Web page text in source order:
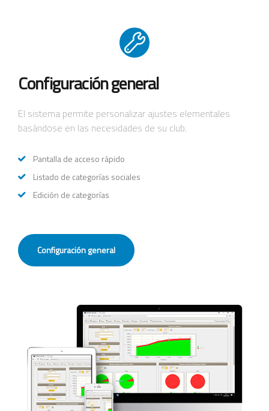
Configuración general
El sistema permite personalizar ajustes elementales
basándose en las necesidades de su club.
Pantalla de acceso rápido
Listado de categorías sociales
Edición de categorías
Configuración general